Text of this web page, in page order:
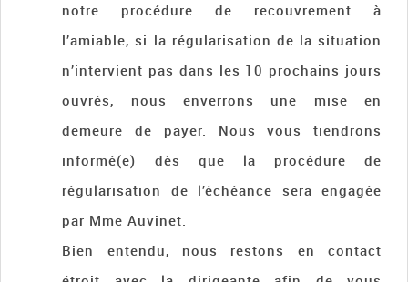
notre procédure de recouvrement à
l’amiable, si la régularisation de la situation
n’intervient pas dans les 10 prochains jours
ouvrés, nous enverrons une mise en
demeure de payer. Nous vous tiendrons
informé(e) dès que la procédure de
régularisation de l’échéance sera engagée
par Mme Auvinet.
Bien entendu, nous restons en contact